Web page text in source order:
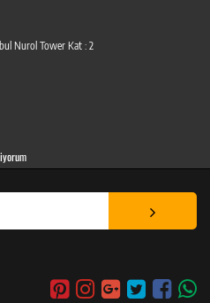
Nurol Tower Kat : 2